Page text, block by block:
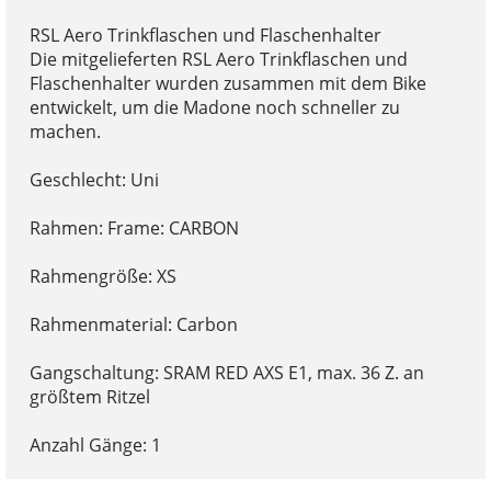
RSL Aero Trinkflaschen und Flaschenhalter
Die mitgelieferten RSL Aero Trinkflaschen und
Flaschenhalter wurden zusammen mit dem Bike
entwickelt, um die Madone noch schneller zu
machen.
Geschlecht: Uni
Rahmen: Frame: CARBON
Rahmengröße: XS
Rahmenmaterial: Carbon
Gangschaltung: SRAM RED AXS E1, max. 36 Z. an
größtem Ritzel
Anzahl Gänge: 1